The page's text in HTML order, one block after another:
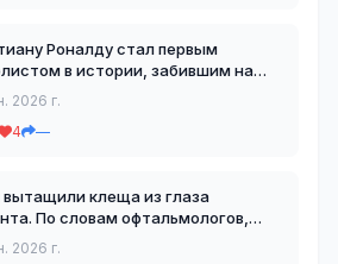
Роналду стал первым
в истории, забившим на
мира. В матче с
дубль, забил свои первые голы
2026 г.
4 —
вытащили клеща из глаза
случай — редкость. Кровососа
2026 г.